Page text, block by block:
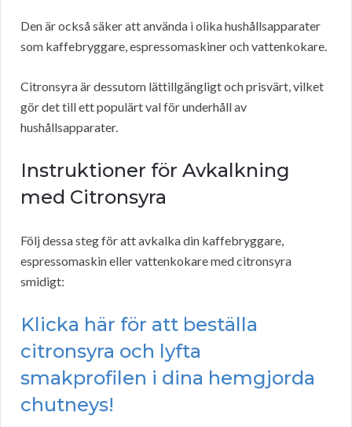
Den är också säker att använda i olika hushållsapparater
som kaffebryggare, espressomaskiner och vattenkokare.
Citronsyra är dessutom lättillgängligt och prisvärt, vilket
gör det till ett populärt val för underhåll av
hushållsapparater.
Instruktioner för Avkalkning
med Citronsyra
Följ dessa steg för att avkalka din kaffebryggare,
espressomaskin eller vattenkokare med citronsyra
smidigt:
Klicka här för att beställa
citronsyra och lyfta
smakprofilen i dina hemgjorda
chutneys!